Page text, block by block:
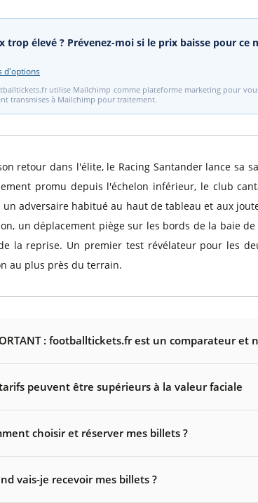
trop élevé ? Prévenez-moi si le prix baisse pour ce
d'options
utilise Mailchimp comme plateforme marketing pour
transmises à Mailchimp pour traitement.
retour dans l'élite, le Racing Santander lance sa
promu depuis l'échelon inférieur, le club
un adversaire habitué au haut de tableau et aux
un déplacement piège sur les bords de la baie
la reprise. Un premier test révélateur pour les
au plus près du terrain.
: footballtickets.fr est un comparateur et
peuvent être supérieurs à la valeur faciale
choisir et réserver mes billets ?
vais-je recevoir mes billets ?